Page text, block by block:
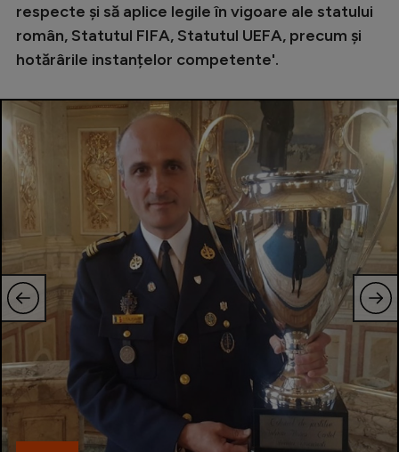
respecte și să aplice legile în vigoare ale statului
român, Statutul FIFA, Statutul UEFA, precum și
hotărârile instanțelor competente'.